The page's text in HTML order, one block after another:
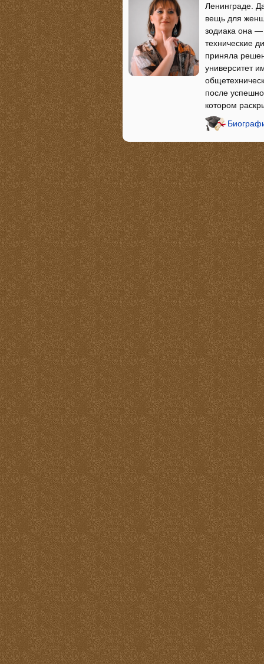
Ленинграде.
вещь для
зодиака она —
технические
приняла
университет
после
котором